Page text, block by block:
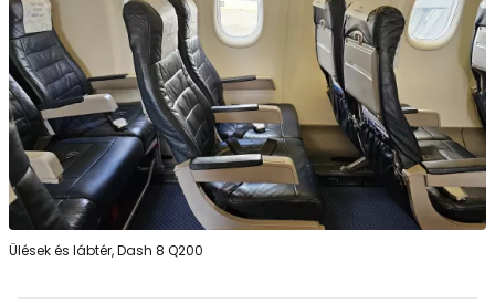
Ülések és lábtér, Dash 8 Q200